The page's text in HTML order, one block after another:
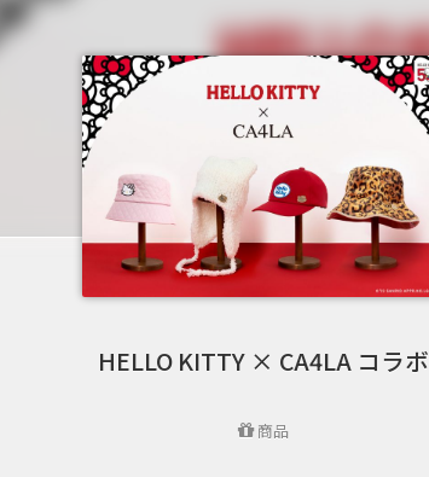
HELLO KITTY × CA4LA コラボ
商品